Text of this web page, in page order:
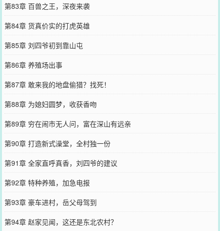
第83章 百兽之王，深夜来袭
第84章 货真价实的打虎英雄
第85章 刘四爷初到靠山屯
第86章 养殖场出事
第87章 敢来我的地盘偷猎？找死！
第88章 为媳妇圆梦，收获香吻
第89章 穷在闹市无人问，富在深山有远亲
第90章 打造新式澡堂，全村独一份
第91章 全家直呼真香，刘四爷的建议
第92章 特种养殖，加急电报
第93章 豪车进村，岳父母驾到
第94章 赵家见闻，这还是东北农村？